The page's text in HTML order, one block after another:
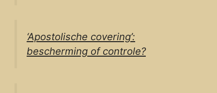
‘Apostolische covering’:
bescherming of controle?